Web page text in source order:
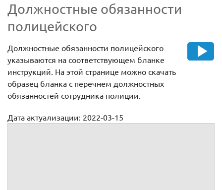
Должностные обязанности
полицейского
Должностные обязанности полицейского
указываются на соответствующем бланке
инструкций. На этой странице можно скачать
образец бланка с перечнем должностных
обязанностей сотрудника полиции.
Дата актуализации: 2022-03-15